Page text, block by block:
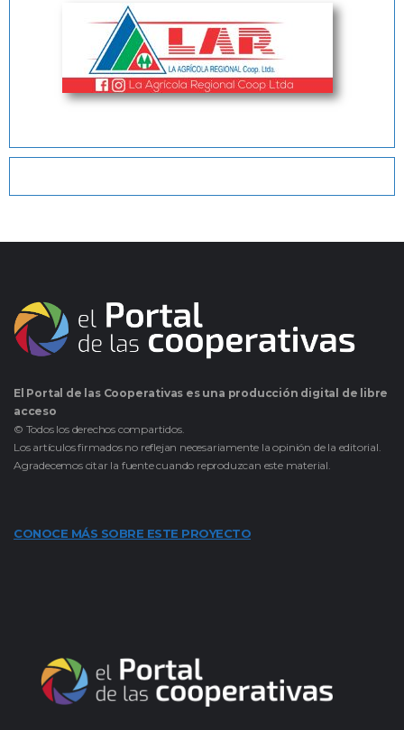
El Portal de las Cooperativas es una producción digital de libre
acceso
© Todos los derechos compartidos.
Los artículos firmados no reflejan necesariamente la opinión de la editorial.
Agradecemos citar la fuente cuando reproduzcan este material.
CONOCE MÁS SOBRE ESTE PROYECTO